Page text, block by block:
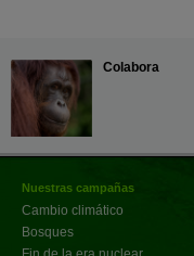
Colabora
Nuestras campañas
Cambio climático
Bosques